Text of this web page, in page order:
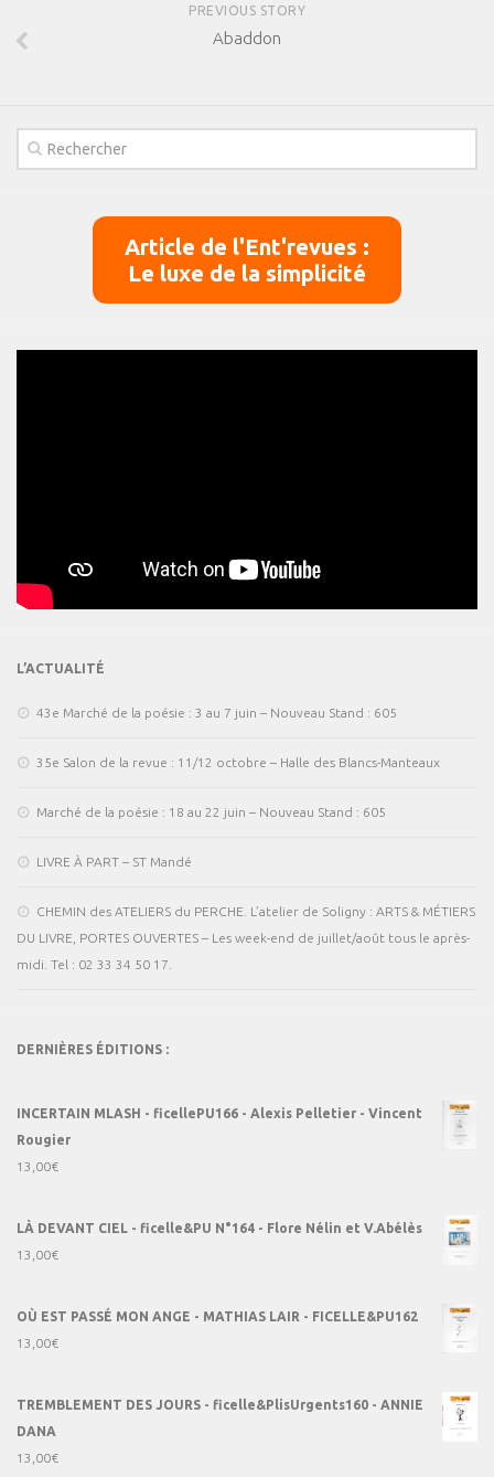
PREVIOUS STORY
Abaddon
Article de l'Ent'revues :
Le luxe de la simplicité
L’ACTUALITÉ
43e Marché de la poésie : 3 au 7 juin – Nouveau Stand : 605
35e Salon de la revue : 11/12 octobre – Halle des Blancs-Manteaux
Marché de la poésie : 18 au 22 juin – Nouveau Stand : 605
LIVRE À PART – ST Mandé
CHEMIN des ATELIERS du PERCHE. L’atelier de Soligny : ARTS & MÉTIERS
DU LIVRE, PORTES OUVERTES – Les week-end de juillet/août tous le après-
midi. Tel : 02 33 34 50 17.
DERNIÈRES ÉDITIONS :
INCERTAIN MLASH - ficellePU166 - Alexis Pelletier - Vincent
Rougier
13,00€
LÀ DEVANT CIEL - ficelle&PU N°164 - Flore Nélin et V.Abélès
13,00€
OÙ EST PASSÉ MON ANGE - MATHIAS LAIR - FICELLE&PU162
13,00€
TREMBLEMENT DES JOURS - ficelle&PlisUrgents160 - ANNIE
DANA
13,00€